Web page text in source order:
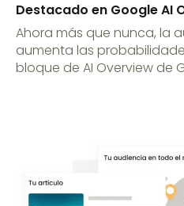
Destacado en Google AI
Ahora más que nunca, la
aumenta las
bloque de AI Overview de